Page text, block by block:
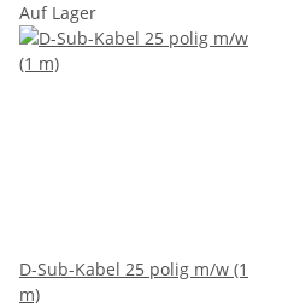
Auf Lager
D-Sub-Kabel 25 polig m/w (1
m)